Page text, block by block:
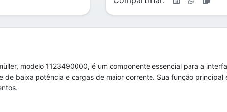
modelo 1123490000, é um componente essencial para a
baixa potência e cargas de maior corrente. Sua função